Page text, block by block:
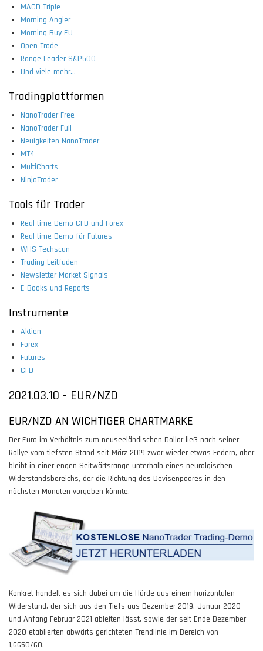
MACD Triple
Morning Angler
Morning Buy EU
Open Trade
Range Leader S&P500
Und viele mehr...
Tradingplattformen
NanoTrader Free
NanoTrader Full
Neuigkeiten NanoTrader
MT4
MultiCharts
NinjaTrader
Tools für Trader
Real-time Demo CFD und Forex
Real-time Demo für Futures
WHS Techscan
Trading Leitfaden
Newsletter Market Signals
E-Books und Reports
Instrumente
Aktien
Forex
Futures
CFD
2021.03.10 - EUR/NZD
EUR/NZD AN WICHTIGER CHARTMARKE
Der Euro im Verhältnis zum neuseeländischen Dollar ließ nach seiner
Rallye vom tiefsten Stand seit März 2019 zwar wieder etwas Federn, aber
bleibt in einer engen Seitwärtsrange unterhalb eines neuralgischen
Widerstandsbereichs, der die Richtung des Devisenpaares in den
nächsten Monaten vorgeben könnte.
Konkret handelt es sich dabei um die Hürde aus einem horizontalen
Widerstand, der sich aus den Tiefs aus Dezember 2019, Januar 2020
und Anfang Februar 2021 ableiten lässt, sowie der seit Ende Dezember
2020 etablierten abwärts gerichteten Trendlinie im Bereich von
1,6650/60.